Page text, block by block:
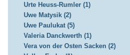
Urte Heuss-Rumler (1)
Uwe Matysik (2)
Uwe Paulukat (5)
Valeria Danckwerth (1)
Vera von der Osten Sacken (2)